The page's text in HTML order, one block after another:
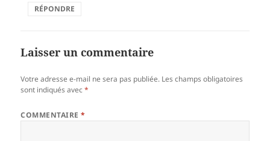
RÉPONDRE
Laisser un commentaire
Votre adresse e-mail ne sera pas publiée. Les champs obligatoires
sont indiqués avec*
COMMENTAIRE*